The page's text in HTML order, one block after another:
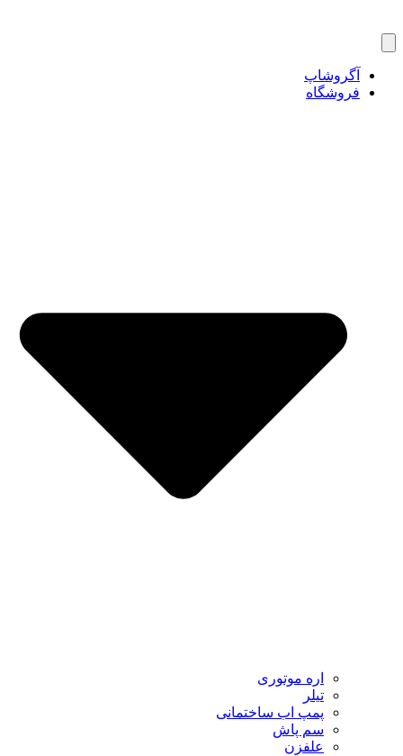
آگروشاپ
فروشگاه
اره موتوری
تیلر
پمپ اب ساختمانی
سم پاش
علفزن